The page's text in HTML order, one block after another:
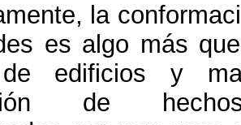
la
es algo más
de edificios y
de